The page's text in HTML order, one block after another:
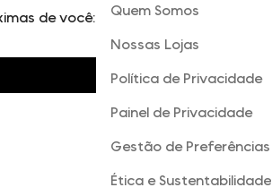
de você:
Quem Somos
Nossas Lojas
Política de Privacidade
Painel de Privacidade
Gestão de Preferências
Ética e Sustentabilidade